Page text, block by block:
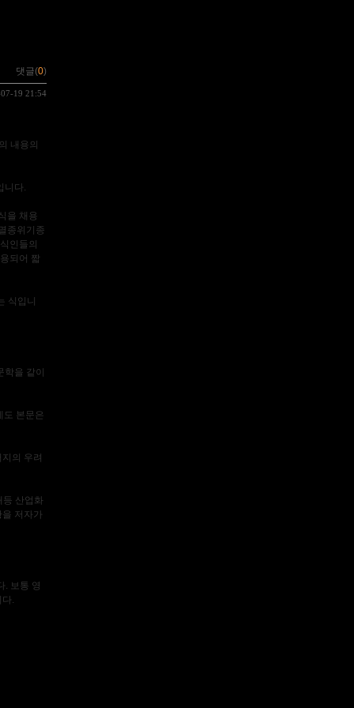
댓글(0)
19 21:54
내용의
니다.
을 채용
종위기종
인들의
되어 짧
식입니
을 같이
도 본문은
의 우려
등 산업화
저자가
. 보통 영
.